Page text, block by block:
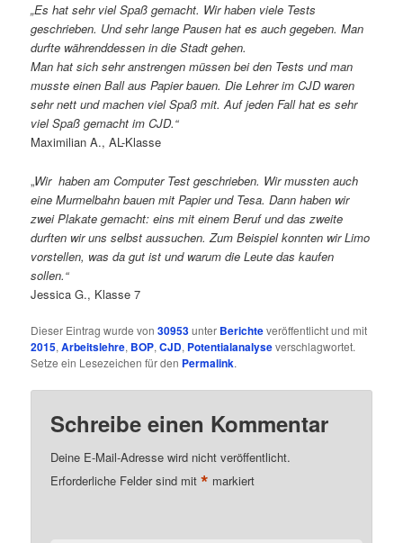
„Es hat sehr viel Spaß gemacht. Wir haben viele Tests
geschrieben. Und sehr lange Pausen hat es auch gegeben. Man
durfte währenddessen in die Stadt gehen.
Man hat sich sehr anstrengen müssen bei den Tests und man
musste einen Ball aus Papier bauen. Die Lehrer im CJD waren
sehr nett und machen viel Spaß mit. Auf jeden Fall hat es sehr
viel Spaß gemacht im CJD.“
Maximilian A., AL-Klasse
„Wirhaben am Computer Test geschrieben. Wir mussten auch
eine Murmelbahn bauen mit Papier und Tesa. Dann haben wir
zwei Plakate gemacht: eins mit einem Beruf und das zweite
durften wir uns selbst aussuchen. Zum Beispiel konnten wir Limo
vorstellen, was da gut ist und warum die Leute das kaufen
sollen.“
Jessica G., Klasse 7
Dieser Eintrag wurde von30953unter Berichteveröffentlicht und mit
2015,Arbeitslehre, BOP,CJD, Potentialanalyseverschlagwortet.
Setze ein Lesezeichen für den Permalink.
Schreibe einen Kommentar
Deine E-Mail-Adresse wird nicht veröffentlicht.
Erforderliche Felder sind mit* markiert